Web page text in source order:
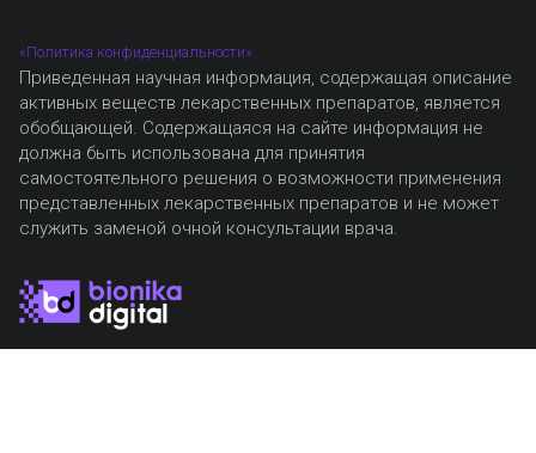
«Политика конфиденциальности»
Приведенная научная информация, содержащая описание
активных веществ лекарственных препаратов, является
обобщающей. Содержащаяся на сайте информация не
должна быть использована для принятия
самостоятельного решения о возможности применения
представленных лекарственных препаратов и не может
служить заменой очной консультации врача.